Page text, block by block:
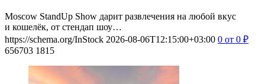
Moscow StandUp Show дарит развлечения на любой вкус
и кошелёк, от стендап шоу…
https://schema.org/InStock 2026-08-06T12:15:00+03:00 0 от 0 ₽
656703 1815